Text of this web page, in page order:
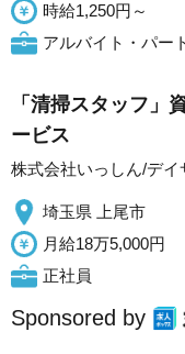
時給1,250円～
アルバイト・パー
「清掃スタッフ」
ービス
株式会社いっしん/デ
埼玉県 上尾市
月給18万5,000円
正社員
Sponsored by